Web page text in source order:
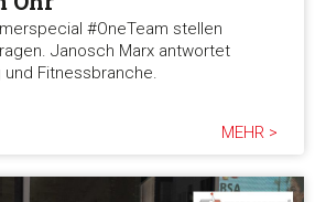
#OneTeam stellen
Janosch Marx antwortet
und Fitnessbranche.
MEHR >